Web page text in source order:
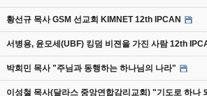
황선규 목사 GSM 선교회 KIMNET 12th IPCAN
서병용, 윤모세(UBF) 킹덤 비젼을 가진 사람 12th
박희민 목사 "주님과 동행하는 하나님의 나라"
이성철 목사(달라스 중앙연합감리교회) "기도로 하나